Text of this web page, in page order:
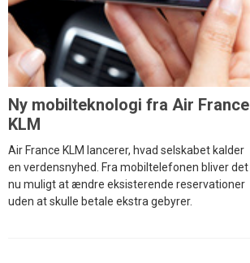
Ny mobilteknologi fra Air France
KLM
Air France KLM lancerer, hvad selskabet kalder
en verdensnyhed. Fra mobiltelefonen bliver det
nu muligt at ændre eksisterende reservationer
uden at skulle betale ekstra gebyrer.